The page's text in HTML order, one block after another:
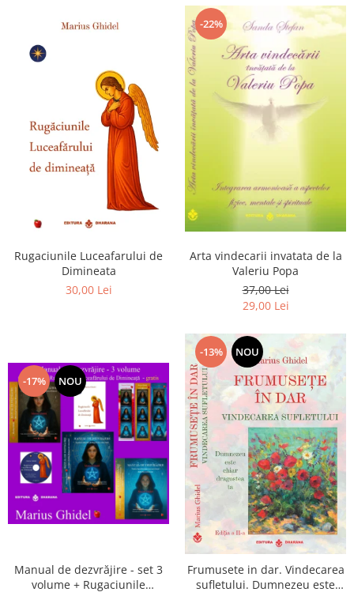
Rugaciunile Luceafarului de
Dimineata
30,00 Lei
-22%
Arta vindecarii invatata de la
Valeriu Popa
37,00 Lei
29,00 Lei
-17% NOU
Manual de dezvrăjire - set 3
volume + Rugaciunile
-13% NOU
Frumusete in dar. Vindecarea
sufletului. Dumnezeu este